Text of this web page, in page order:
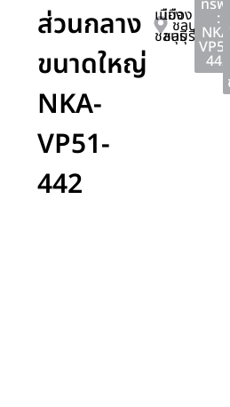
ส่วนกลาง
ขนาดใหญ่
NKA-
VP51-
442
เมือง
ชลบุรี
เมือง
ชลบุรี
ชลบุรี
ทรั
:
442